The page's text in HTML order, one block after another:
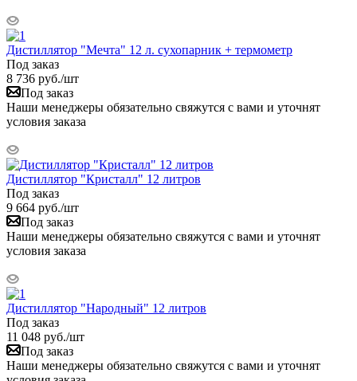
Дистиллятор "Мечта" 12 л. сухопарник + термометр
Под заказ
8 736 руб./шт
Под заказ
Наши менеджеры обязательно свяжутся с вами и уточнят
условия заказа
Дистиллятор "Кристалл" 12 литров
Под заказ
9 664 руб./шт
Под заказ
Наши менеджеры обязательно свяжутся с вами и уточнят
условия заказа
Дистиллятор "Народный" 12 литров
Под заказ
11 048 руб./шт
Под заказ
Наши менеджеры обязательно свяжутся с вами и уточнят